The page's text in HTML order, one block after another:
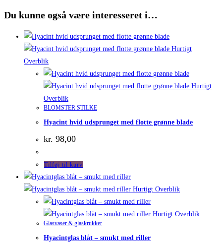
Du kunne også være interesseret i…
Hurtigt
Overblik
Hurtigt
Overblik
BLOMSTER STILKE
Hyacint hvid udsprunget med flotte grønne blade
kr. 98,00
Tilføj til kurv
Hurtigt Overblik
Hurtigt Overblik
Glasvaser & glaskrukker
Hyacintglas blåt – smukt med riller